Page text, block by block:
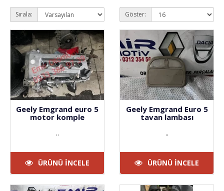
Sırala: Göster:
Geely Emgrand euro 5
motor komple
..
ÜRÜNÜ İNCELE
Geely Emgrand Euro 5
tavan lambası
..
ÜRÜNÜ İNCELE